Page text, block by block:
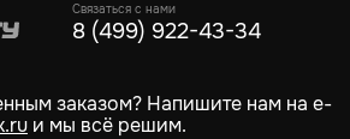
Связаться с нами
8 (499) 922-43-34
заказом? Напишите нам на e-
и мы всё решим.